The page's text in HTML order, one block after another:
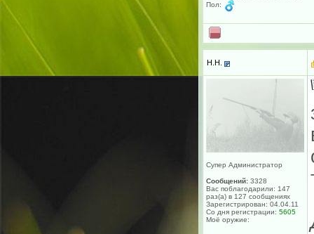
Пол:
H.H.
Супер Администратор
Сообщений: 3328
Вас поблагодарили: 147
раз(а) в 127 сообщениях
Зарегистрирован: 04.04.11
Со дня регистрации: 5605
Моё оружие: